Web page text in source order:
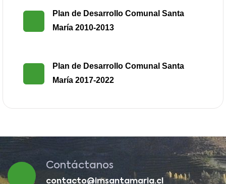
Plan de Desarrollo Comunal Santa
María 2010-2013
Plan de Desarrollo Comunal Santa
María 2017-2022
Contáctanos
contacto@imsantamaria.cl